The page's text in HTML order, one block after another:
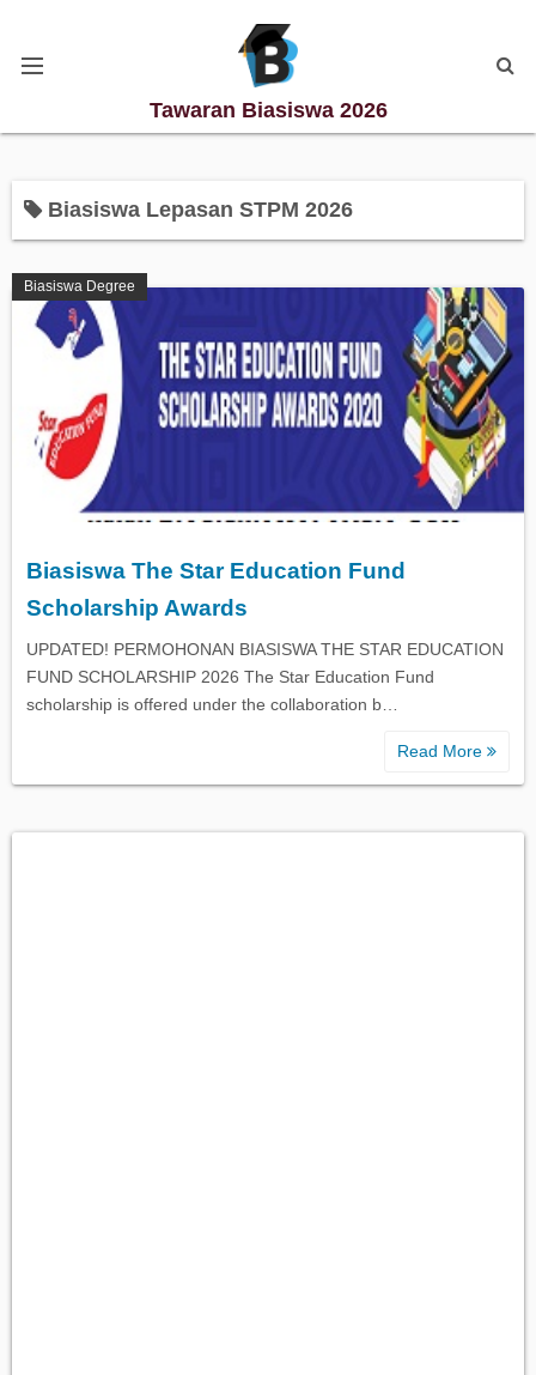
Tawaran Biasiswa 2026
Biasiswa Diploma
Biasiswa Master
Biasiswa PhD
Biasiswa Sekolah
Biasiswa Korporat
Biasiswa Lepasan STPM 2026
Biasiswa Degree
Biasiswa The Star Education Fund
Scholarship Awards
UPDATED! PERMOHONAN BIASISWA THE STAR EDUCATION
FUND SCHOLARSHIP 2026 The Star Education Fund
scholarship is offered under the collaboration b…
Read More